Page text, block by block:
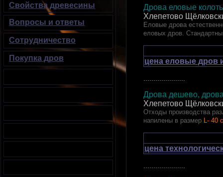
Дрова еловые
Хлепетово
Еловые дрова
еловых дров.
цена еловые дров
.....................
Дрова дешево, дрова
Хлепетово
Отходы производства
напилены в размер L- 40
цена
.....................
Свойства древесины
Вопросы и ответы
Сотрудничество
Покупка дров